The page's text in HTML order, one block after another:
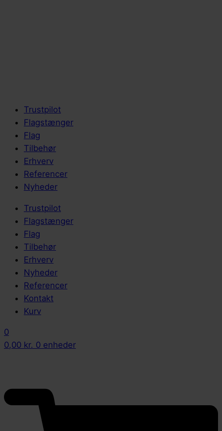
Trustpilot
Flagstænger
Flag
Tilbehør
Erhverv
Referencer
Nyheder
Trustpilot
Flagstænger
Flag
Tilbehør
Erhverv
Nyheder
Referencer
Kontakt
Kurv
0
0,00 kr. 0 enheder